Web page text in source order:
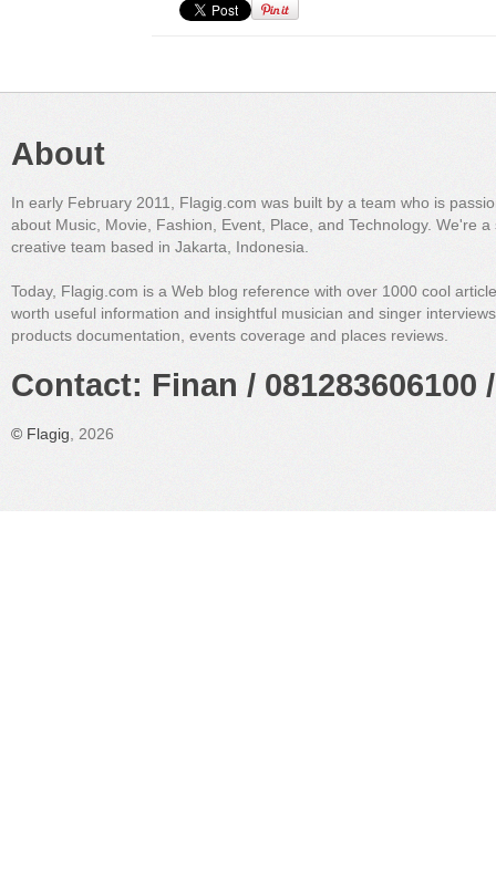
About
In early February 2011, Flagig.com was built by a team who is
about Music, Movie, Fashion, Event, Place, and Technology. We're a
creative team based in Jakarta, Indonesia.
Today, Flagig.com is a Web blog reference with over 1000 cool
worth useful information and insightful musician and singer
products documentation, events coverage and places reviews.
Contact: Finan /
© Flagig , 2026